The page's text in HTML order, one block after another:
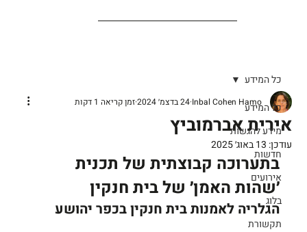
כל המידע
מידע להגשות
חדשות
אירועים
בלוג
תקשורת
כל המידע
אירית אברמוביץ
Inbal Cohen Hamo24 בדצמ׳ 2024 זמן קריאה 1 דקות
עודכן: 13 באוג׳ 2025
בתערוכה קבוצתית של תכנית
׳שהות האמן׳ של בית חנקין
הגלריה לאמנות בית חנקין בכפר יהושע